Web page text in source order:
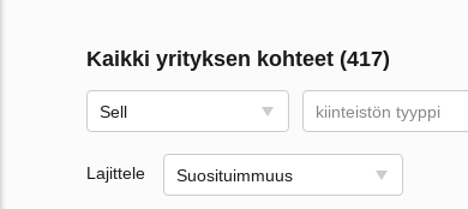
Kaikki yrityksen kohteet (417)
Sell kiinteistön tyyppi
Lajittele Suosituimmuus